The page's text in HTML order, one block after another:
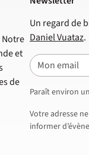
Notre
et
de
Un regard de
Daniel Vuataz.
E-mail
Paraît environ
Votre adresse
informer